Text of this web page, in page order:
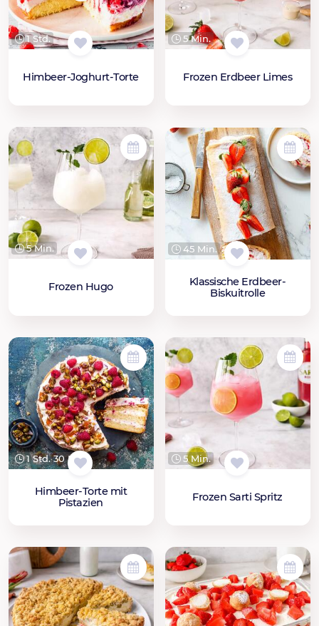
1 Std.
Himbeer-Joghurt-Torte
5 Min.
Frozen Erdbeer Limes
5 Min.
Frozen Hugo
45 Min.
Klassische Erdbeer-
Biskuitrolle
1 Std. 30 Min.
Himbeer-Torte mit
Pistazien
5 Min.
Frozen Sarti Spritz